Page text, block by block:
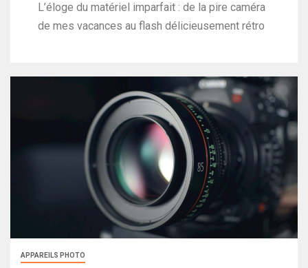
L’éloge du matériel imparfait : de la pire caméra
de mes vacances au flash délicieusement rétro
APPAREILS PHOTO